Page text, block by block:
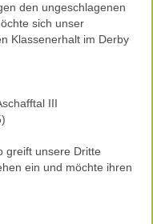
den ungeschlagenen
sich unser
Klassenerhalt im Derby
III
greift unsere Dritte
ein und möchte ihren